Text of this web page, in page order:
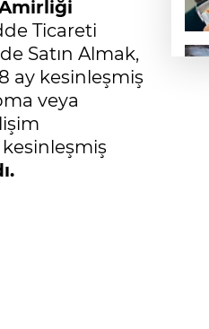
Ticareti
Satın Almak,
ay kesinleşmiş
veya
kesinleşmiş